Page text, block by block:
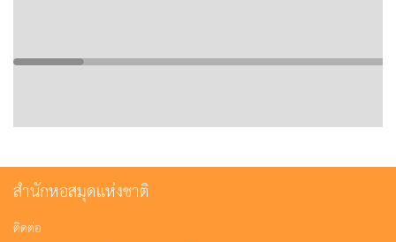
สำนักหอสมุดแห่งชาติ
ติดต่อ